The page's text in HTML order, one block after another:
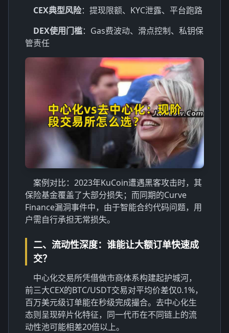
CEX典型风险：提现限额、KYC泄露、平台跑路
DEX使用门槛：Gas费波动、滑点控制、私钥保
管责任
案例对比：2023年KuCoin遭遇黑客攻击时，其
保险基金覆盖了大部分损失；而同期的Curve
Finance漏洞事件中，由于智能合约代码问题，用
户需自行承担无常损失。
二、流动性深度：谁能让大额订单快速成
交？
中心化交易所凭借做市商体系构建起护城河，
前三大CEX的BTC/USDT交易对平均价差仅0.1%，
百万美元级订单能在秒级完成撮合。去中心化生
态则呈现碎片化特征，同一代币在不同链上的流
动性池可能相差20倍以上。